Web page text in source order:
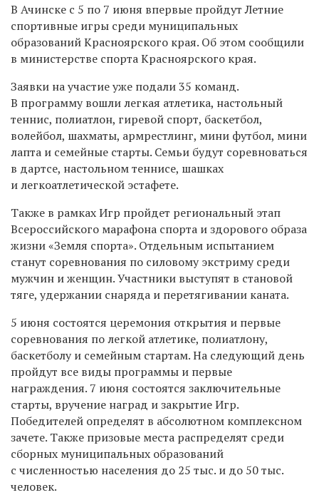
В Ачинске с 5 по 7 июня впервые пройдут Летние
спортивные игры среди муниципальных
образований Красноярского края. Об этом сообщили
в министерстве спорта Красноярского края.
Заявки на участие уже подали 35 команд.
В программу вошли легкая атлетика, настольный
теннис, полиатлон, гиревой спорт, баскетбол,
волейбол, шахматы, армрестлинг, мини футбол, мини
лапта и семейные старты. Семьи будут соревноваться
в дартсе, настольном теннисе, шашках
и легкоатлетической эстафете.
Также в рамках Игр пройдет региональный этап
Всероссийского марафона спорта и здорового образа
жизни «Земля спорта». Отдельным испытанием
станут соревнования по силовому экстриму среди
мужчин и женщин. Участники выступят в становой
тяге, удержании снаряда и перетягивании каната.
5 июня состоятся церемония открытия и первые
соревнования по легкой атлетике, полиатлону,
баскетболу и семейным стартам. На следующий день
пройдут все виды программы и первые
награждения. 7 июня состоятся заключительные
старты, вручение наград и закрытие Игр.
Победителей определят в абсолютном комплексном
зачете. Также призовые места распределят среди
сборных муниципальных образований
с численностью населения до 25 тыс. и до 50 тыс.
человек.